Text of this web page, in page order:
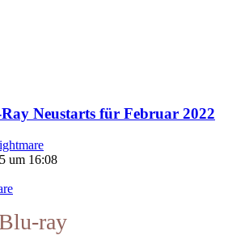
Neustarts für Februar 2022
um 16:08
ray